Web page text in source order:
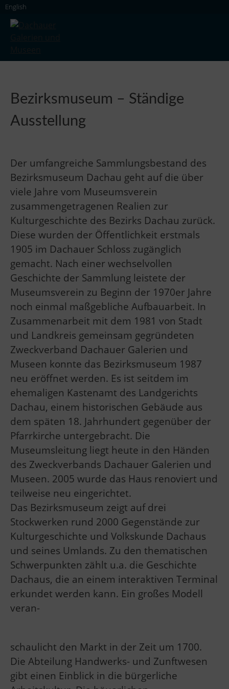
Skip
content
English
Bezirksmuseum – Ständige
Ausstellung
Der umfangreiche Sammlungsbestand des
Bezirksmuseum Dachau geht auf die über
viele Jahre vom Museumsverein
zusammengetragenen Realien zur
Kulturgeschichte des Bezirks Dachau zurück.
Diese wurden der Öffentlichkeit erstmals
1905 im Dachauer Schloss zugänglich
gemacht. Nach einer wechselvollen
Geschichte der Sammlung leistete der
Museumsverein zu Beginn der 1970er Jahre
noch einmal maßgebliche Aufbauarbeit. In
Zusammenarbeit mit dem 1981 von Stadt
und Landkreis gemeinsam gegründeten
Zweckverband Dachauer Galerien und
Museen konnte das Bezirksmuseum 1987
neu eröffnet werden. Es ist seitdem im
ehemaligen Kastenamt des Landgerichts
Dachau, einem historischen Gebäude aus
dem späten 18. Jahrhundert gegenüber der
Pfarrkirche untergebracht. Die
Museumsleitung liegt heute in den Händen
des Zweckverbands Dachauer Galerien und
Museen. 2005 wurde das Haus renoviert und
teilweise neu eingerichtet.
Das Bezirksmuseum zeigt auf drei
Stockwerken rund 2000 Gegenstände zur
Kulturgeschichte und Volkskunde Dachaus
und seines Umlands. Zu den thematischen
Schwerpunkten zählt u.a. die Geschichte
Dachaus, die an einem interaktiven Terminal
erkundet werden kann. Ein großes Modell
veran-
schaulicht den Markt in der Zeit um 1700.
Die Abteilung Handwerks- und Zunftwesen
gibt einen Einblick in die bürgerliche